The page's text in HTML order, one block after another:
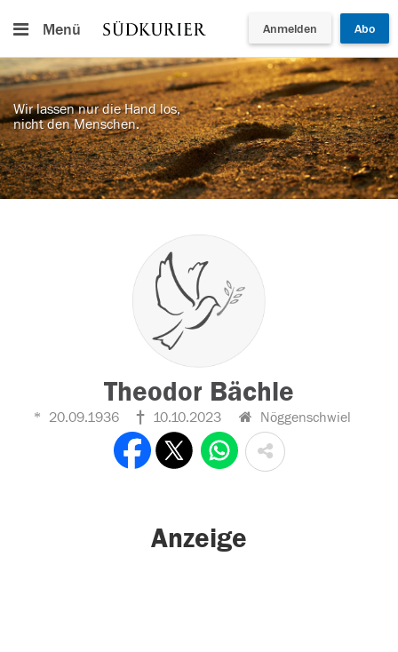
Menü Anmelden Abo
Wir lassen nur die Hand los,
nicht den Menschen.
Theodor Bächle
20.09.1936 10.10.2023 Nöggenschwiel
Anzeige